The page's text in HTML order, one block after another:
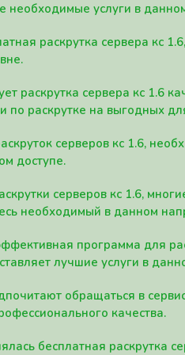
необходимые услуги в
раскрутка сервера кс
раскрутка сервера кс 1.6
по раскрутке на выгодных
серверов кс 1.6,
доступе.
серверов кс 1.6,
необходимый в данном
программа для
лучшие услуги в
обращаться в
качества.
бесплатная раскрутка